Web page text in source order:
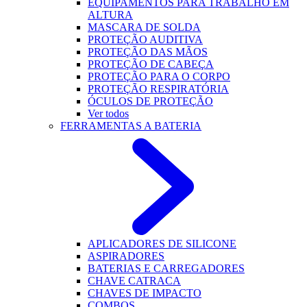
EQUIPAMENTOS PARA TRABALHO EM
ALTURA
MASCARA DE SOLDA
PROTEÇÃO AUDITIVA
PROTEÇÃO DAS MÃOS
PROTEÇÃO DE CABEÇA
PROTEÇÃO PARA O CORPO
PROTEÇÃO RESPIRATÓRIA
ÓCULOS DE PROTEÇÃO
Ver todos
FERRAMENTAS A BATERIA
APLICADORES DE SILICONE
ASPIRADORES
BATERIAS E CARREGADORES
CHAVE CATRACA
CHAVES DE IMPACTO